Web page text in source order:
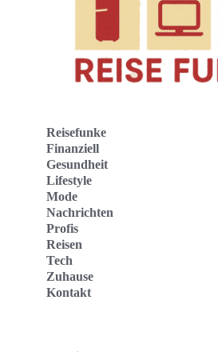
Reisefunke
Finanziell
Gesundheit
Lifestyle
Mode
Nachrichten
Profis
Reisen
Tech
Zuhause
Kontakt